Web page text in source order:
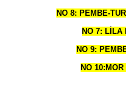
NO 8: PEMBE-
NO 7: LİLA
NO 9:
NO